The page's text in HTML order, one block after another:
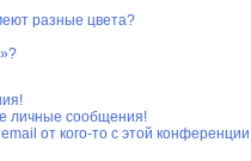
разные цвета?
личные сообщения!
от кого-то с этой